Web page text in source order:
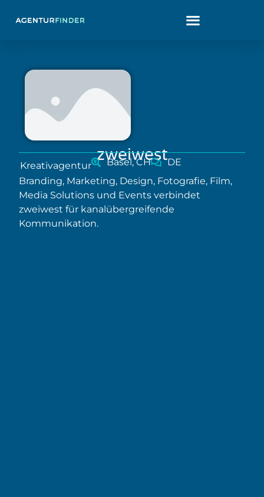
zweiwest
Kreativagentur Basel, CH
DE
Branding, Marketing, Design, Fotografie, Film,
Media Solutions und Events verbindet
zweiwest für kanalübergreifende
Kommunikation.